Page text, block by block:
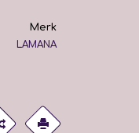
Merk
LAMANA